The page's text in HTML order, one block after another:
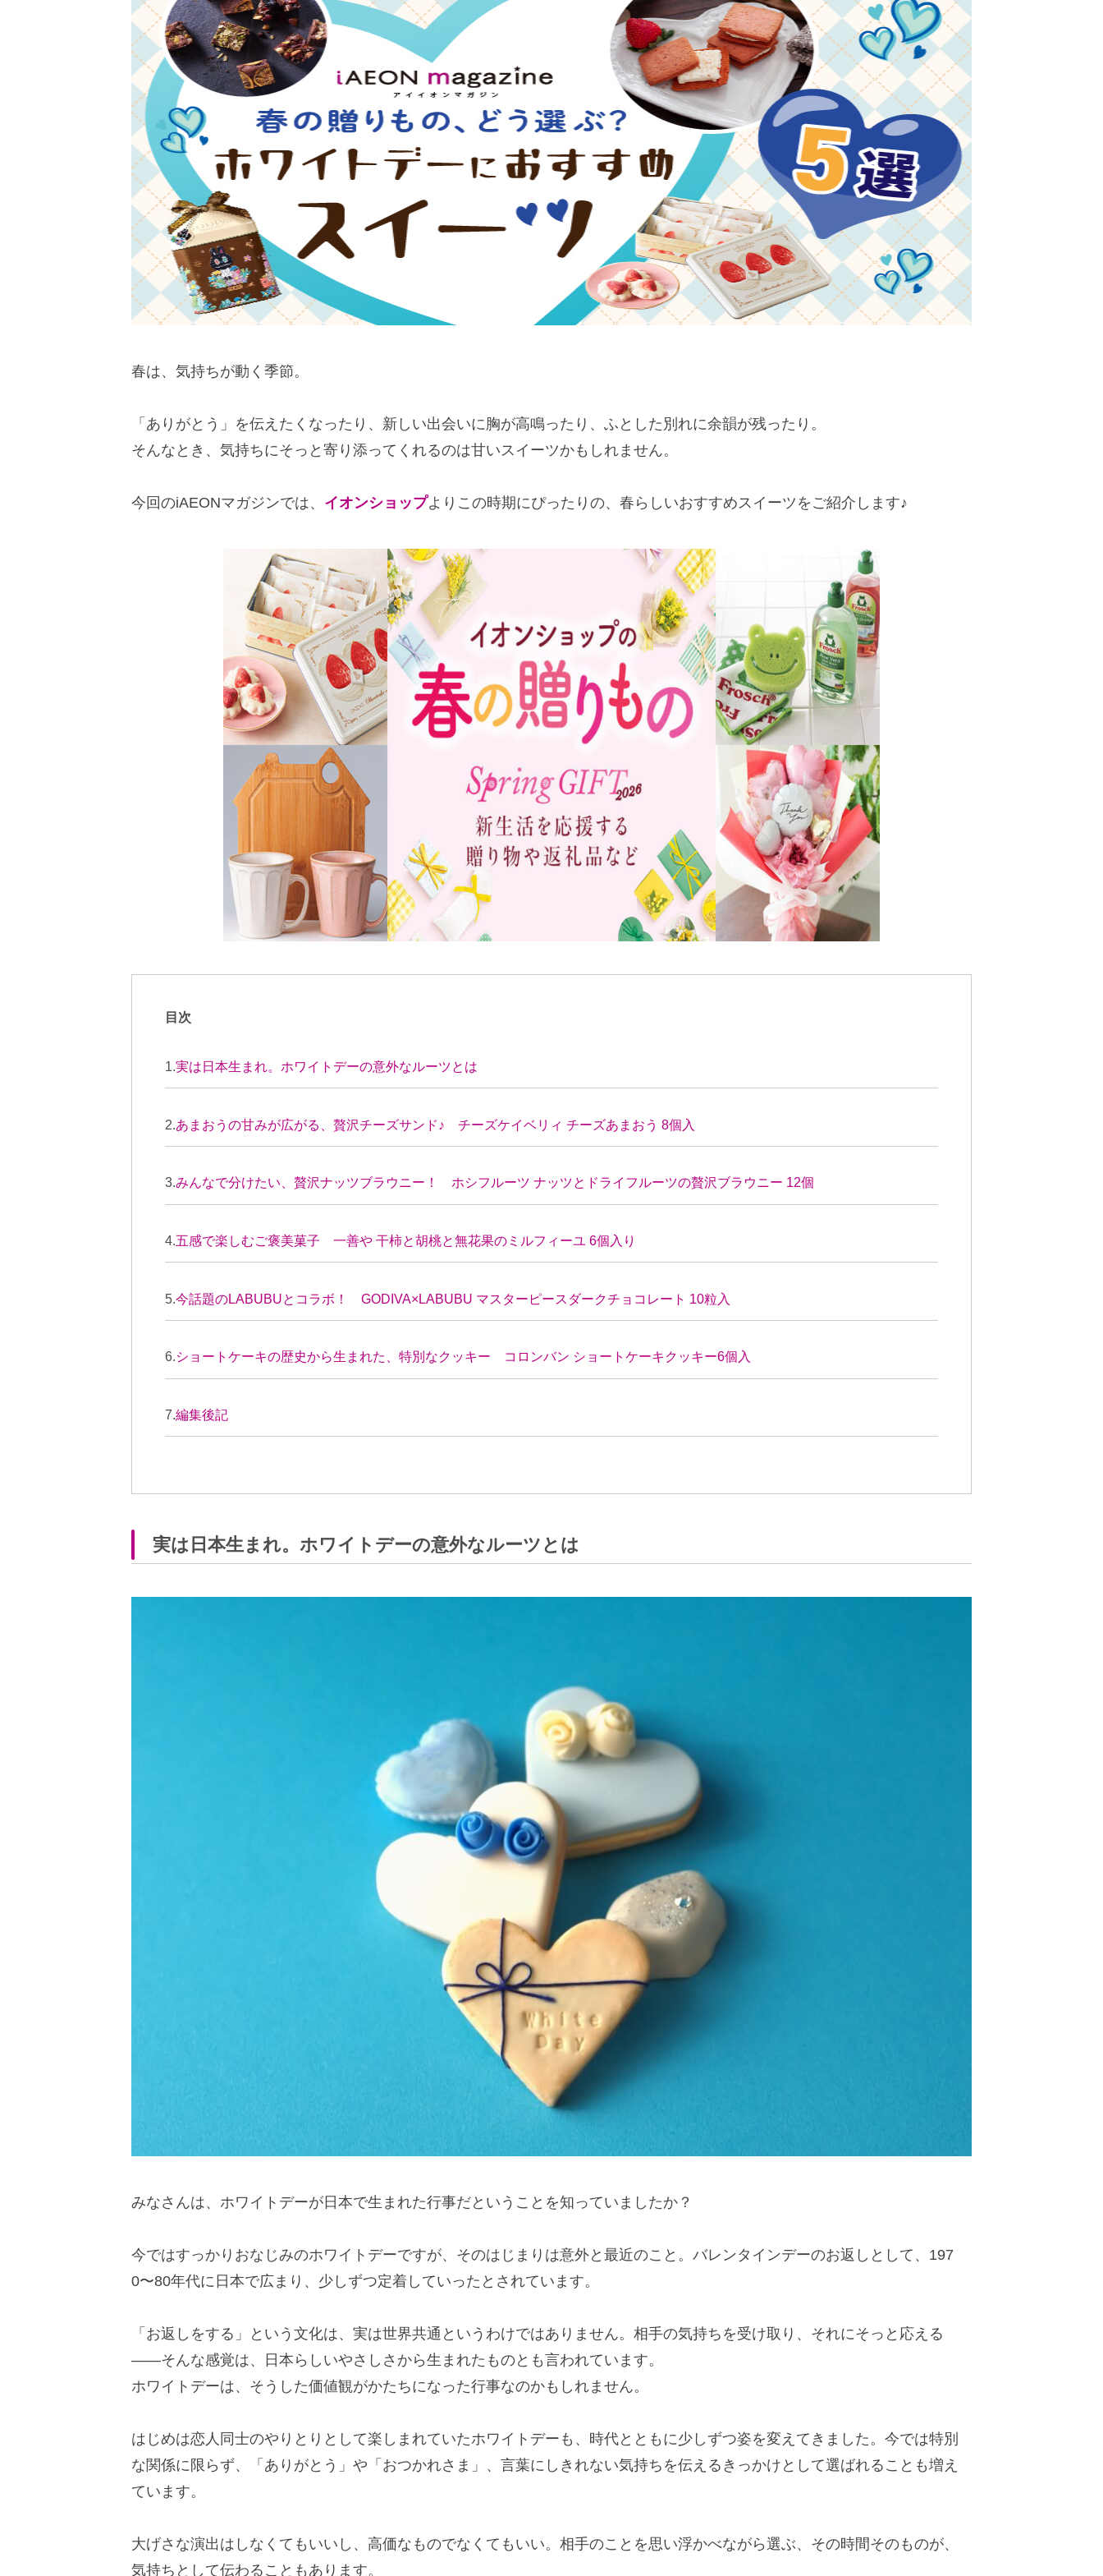
春は、気持ちが動く季節。
「ありがとう」を伝えたくなったり、新しい出会いに胸が高鳴ったり、ふとした別れに余韻が残ったり。
そんなとき、気持ちにそっと寄り添ってくれるのは甘いスイーツかもしれません。
今回のiAEONマガジンでは、 イオンショップよりこの時期にぴったりの、春らしいおすすめスイーツをご紹介します♪
目次
実は日本生まれ。ホワイトデーの意外なルーツとは
あまおうの甘みが広がる、贅沢チーズサンド♪ チーズケイベリィ チーズあまおう 8個入
みんなで分けたい、贅沢ナッツブラウニー！ ホシフルーツ ナッツとドライフルーツの贅沢ブラウニー 12個
五感で楽しむご褒美菓子 一善や 干柿と胡桃と無花果のミルフィーユ 6個入り
今話題のLABUBUとコラボ！ GODIVA×LABUBU マスターピースダークチョコレート 10粒入
ショートケーキの歴史から生まれた、特別なクッキー コロンバン ショートケーキクッキー6個入
編集後記
実は日本生まれ。ホワイトデーの意外なルーツとは
みなさんは、ホワイトデーが日本で生まれた行事だということを知っていましたか？
今ではすっかりおなじみのホワイトデーですが、そのはじまりは意外と最近のこと。バレンタインデーのお返しとして、197
0〜80年代に日本で広まり、少しずつ定着していったとされています。
「お返しをする」という文化は、実は世界共通というわけではありません。相手の気持ちを受け取り、それにそっと応える
——そんな感覚は、日本らしいやさしさから生まれたものとも言われています。
ホワイトデーは、そうした価値観がかたちになった行事なのかもしれません。
はじめは恋人同士のやりとりとして楽しまれていたホワイトデーも、時代とともに少しずつ姿を変えてきました。今では特別
な関係に限らず、「ありがとう」や「おつかれさま」、言葉にしきれない気持ちを伝えるきっかけとして選ばれることも増え
ています。
大げさな演出はしなくてもいいし、高価なものでなくてもいい。相手のことを思い浮かべながら選ぶ、その時間そのものが、
気持ちとして伝わることもあります。